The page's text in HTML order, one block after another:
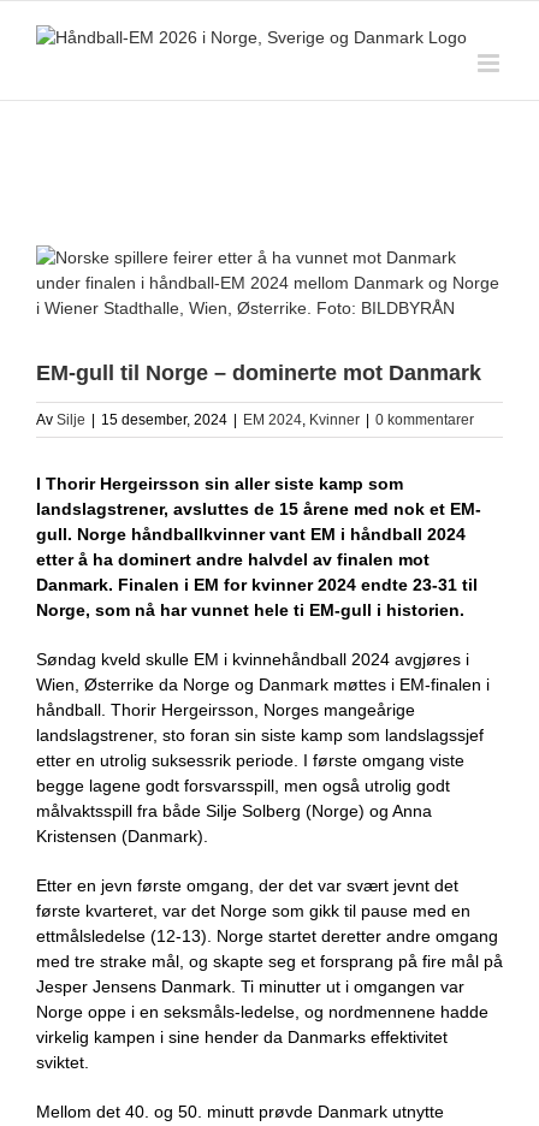
View
Larger
Image
EM-gull til Norge – dominerte mot Danmark
Av Silje 15 desember, 2024 EM 2024, Kvinner 0 kommentarer
I Thorir Hergeirsson sin aller siste kamp som
landslagstrener, avsluttes de 15 årene med nok et EM-
gull. Norge håndballkvinner vant EM i håndball 2024
etter å ha dominert andre halvdel av finalen mot
Danmark. Finalen i EM for kvinner 2024 endte 23-31 til
Norge, som nå har vunnet hele ti EM-gull i historien.
Søndag kveld skulle EM i kvinnehåndball 2024 avgjøres i
Wien, Østerrike da Norge og Danmark møttes i EM-finalen i
håndball. Thorir Hergeirsson, Norges mangeårige
landslagstrener, sto foran sin siste kamp som landslagssjef
etter en utrolig suksessrik periode. I første omgang viste
begge lagene godt forsvarsspill, men også utrolig godt
målvaktsspill fra både Silje Solberg (Norge) og Anna
Kristensen (Danmark).
Etter en jevn første omgang, der det var svært jevnt det
første kvarteret, var det Norge som gikk til pause med en
ettmålsledelse (12-13). Norge startet deretter andre omgang
med tre strake mål, og skapte seg et forsprang på fire mål på
Jesper Jensens Danmark. Ti minutter ut i omgangen var
Norge oppe i en seksmåls-ledelse, og nordmennene hadde
virkelig kampen i sine hender da Danmarks effektivitet
sviktet.
Mellom det 40. og 50. minutt prøvde Danmark utnytte